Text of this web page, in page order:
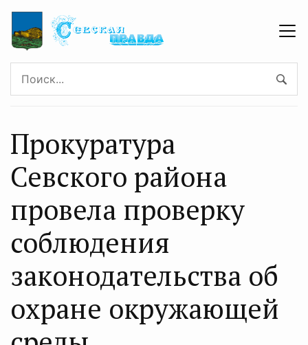
Прокуратура
Севского района
провела проверку
соблюдения
законодательства об
охране окружающей